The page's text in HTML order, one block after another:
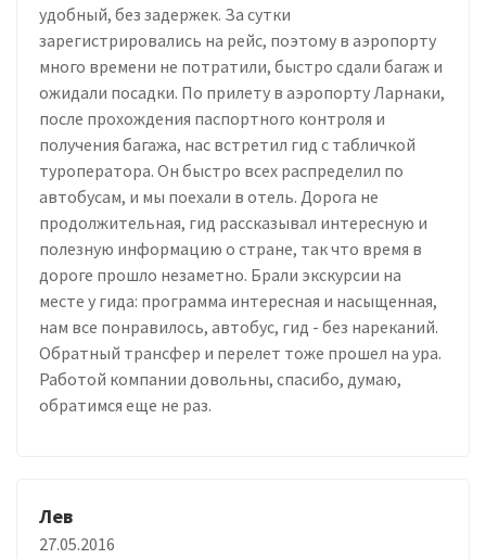
удобный, без задержек. За сутки
зарегистрировались на рейс, поэтому в аэропорту
много времени не потратили, быстро сдали багаж и
ожидали посадки. По прилету в аэропорту Ларнаки,
после прохождения паспортного контроля и
получения багажа, нас встретил гид с табличкой
туроператора. Он быстро всех распределил по
автобусам, и мы поехали в отель. Дорога не
продолжительная, гид рассказывал интересную и
полезную информацию о стране, так что время в
дороге прошло незаметно. Брали экскурсии на
месте у гида: программа интересная и насыщенная,
нам все понравилось, автобус, гид - без нареканий.
Обратный трансфер и перелет тоже прошел на ура.
Работой компании довольны, спасибо, думаю,
обратимся еще не раз.
Лев
27.05.2016